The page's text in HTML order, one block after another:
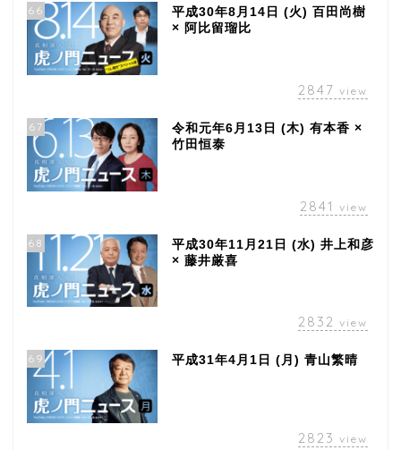
66
平成30年8月14日 (火) 百田尚樹
× 阿比留瑠比
2847 view
67
令和元年6月13日 (木) 有本香 ×
竹田恒泰
2841 view
68
平成30年11月21日 (水) 井上和彦
× 藤井厳喜
2832 view
69 平成31年4月1日 (月) 青山繁晴
2823 view